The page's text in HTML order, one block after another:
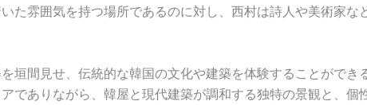
た雰囲気を持つ場所であるのに対し、西村は詩人や美術家な
垣間見せ、伝統的な韓国の文化や建築を体験することができ
でありながら、韓屋と現代建築が調和する独特の景観と、個